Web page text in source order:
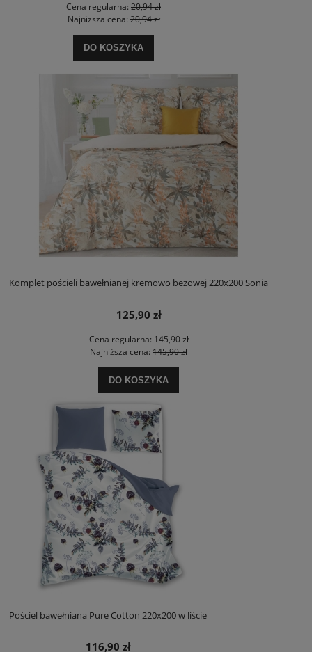
Cena regularna: 20,94 zł
Najniższa cena:20,94 zł
DO KOSZYKA
Komplet pościeli bawełnianej kremowo beżowej 220x200 Sonia
125,90 zł
Cena regularna:145,90 zł
Najniższa cena: 145,90 zł
DO KOSZYKA
Pościel bawełniana Pure Cotton 220x200 w liście
116,90 zł